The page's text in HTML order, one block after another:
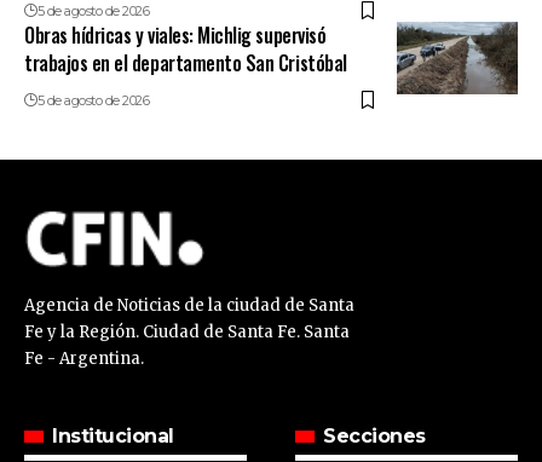
5 de agosto de 2026
Obras hídricas y viales: Michlig supervisó
trabajos en el departamento San Cristóbal
5 de agosto de 2026
Agencia de Noticias de la ciudad de Santa
Fe y la Región. Ciudad de Santa Fe. Santa
Fe - Argentina.
Institucional Secciones